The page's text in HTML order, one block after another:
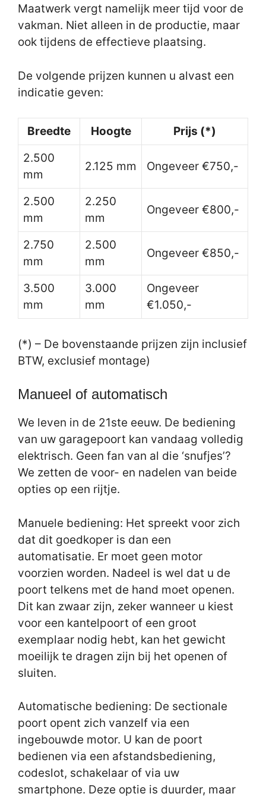
Maatwerk vergt namelijk meer tijd voor de
vakman. Niet alleen in de productie, maar
ook tijdens de effectieve plaatsing.
De volgende prijzen kunnen u alvast een
indicatie geven:
Breedte Hoogte
Prijs (*)
2.500
mm
2.125 mm Ongeveer €750,-
2.500
mm
2.250
mm
Ongeveer €800,-
2.750
mm
2.500
mm
Ongeveer €850,-
3.500
mm
3.000
mm
Ongeveer
€1.050,-
(*) – De bovenstaande prijzen zijn inclusief
BTW, exclusief montage)
Manueel of automatisch
We leven in de 21ste eeuw. De bediening
van uw garagepoort kan vandaag volledig
elektrisch. Geen fan van al die ‘snufjes’?
We zetten de voor- en nadelen van beide
opties op een rijtje.
Manuele bediening: Het spreekt voor zich
dat dit goedkoper is dan een
automatisatie. Er moet geen motor
voorzien worden. Nadeel is wel dat u de
poort telkens met de hand moet openen.
Dit kan zwaar zijn, zeker wanneer u kiest
voor een kantelpoort of een groot
exemplaar nodig hebt, kan het gewicht
moeilijk te dragen zijn bij het openen of
sluiten.
Automatische bediening: De sectionale
poort opent zich vanzelf via een
ingebouwde motor. U kan de poort
bedienen via een afstandsbediening,
codeslot, schakelaar of via uw
smartphone. Deze optie is duurder, maar